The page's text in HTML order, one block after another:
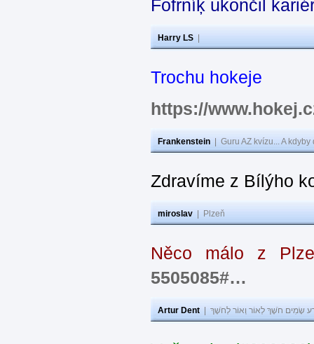
Fofrníķ ukončil
Harry LS
Trochu hokeje
https://
Frankenstein Guru AZ kvízu... A
Zdravíme z Bílýho
miroslav Plzeň
Něco málo z
5505085#…
Artur Dent שָׂמִים חֹשֶׁךְ לְאוֹר וְאוֹר לְחֹשֶׁךְ